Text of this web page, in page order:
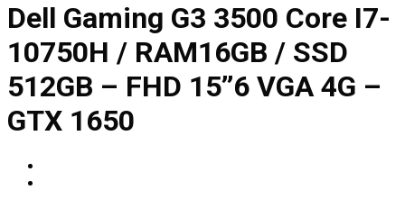
Dell Gaming G3 3500 Core I7-
10750H / RAM16GB / SSD
512GB – FHD 15’’6 VGA 4G –
GTX 1650